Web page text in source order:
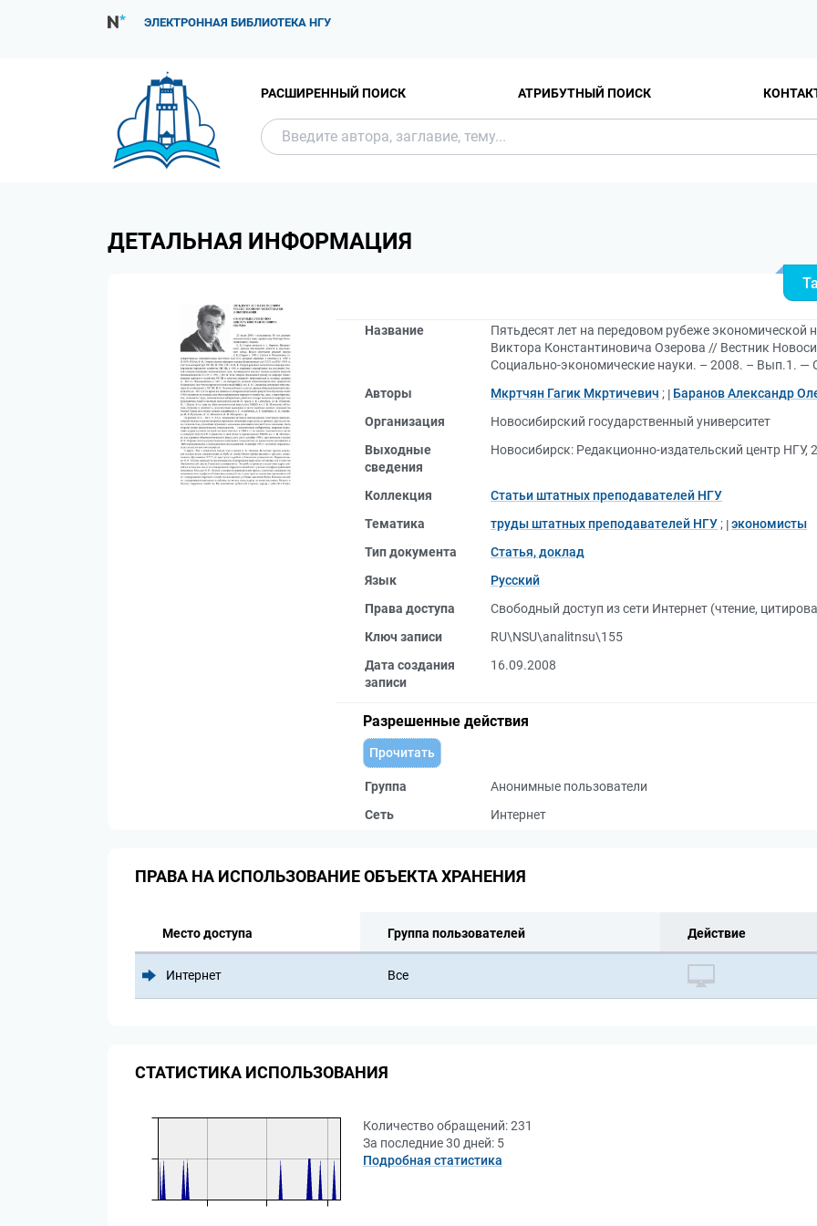
ЭЛЕКТРОННАЯ БИБЛИОТЕКА НГУ
РАСШИРЕННЫЙ ПОИСК АТРИБУТНЫЙ ПОИСК
ДЕТАЛЬНАЯ ИНФОРМАЦИЯ
Название
Пятьдесят лет на передовом рубеже экономической
Виктора Константиновича Озерова // Вестник
Социально-экономические науки. – 2008. – Вып.1. —
Авторы
Мкртчян Гагик Мкртичевич ;
Баранов Александр
Организация
Новосибирский государственный университет
Выходные
сведения
Новосибирск: Редакционно-издательский центр НГУ,
Коллекция
Статьи штатных преподавателей НГУ
Тематика
труды штатных преподавателей НГУ ; экономисты
Тип документа
Статья, доклад
Язык
Русский
Права доступа
Свободный доступ из сети Интернет (чтение,
Ключ записи
RU\NSU\analitnsu\155
Дата создания
записи
16.09.2008
Разрешенные действия
Прочитать
Группа
Анонимные пользователи
Сеть
Интернет
ПРАВА НА ИСПОЛЬЗОВАНИЕ ОБЪЕКТА ХРАНЕНИЯ
Место доступа Группа пользователей Действие
Интернет Все
СТАТИСТИКА ИСПОЛЬЗОВАНИЯ
Количество обращений:231
За последние 30 дней: 5
Подробная статистика